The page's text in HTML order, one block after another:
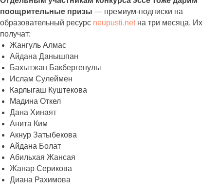
поощрительные призы — премиум-подписки на
образовательный ресурс neupusti.netна три месяца. Их
получат:
Жангуль Алмас
Айдана Данышпан
Бахытжан Бакбергенулы
Ислам Сулеймен
Карлыгаш Куштекова
Мадина Откел
Дана Хинаят
Анита Ким
Акнур Затыбекова
Айдана Болат
Абильхая Жансая
Жанар Серикова
Диана Рахимова